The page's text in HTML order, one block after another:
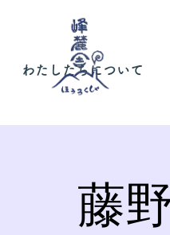
わたしたちについて
藤